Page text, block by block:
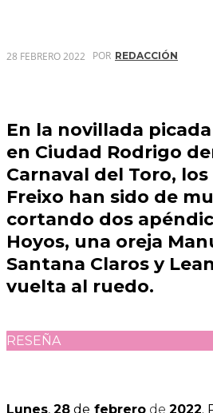
28 FEBRERO 2022 POR REDACCIÓN
En la novillada
en Ciudad Rodrigo
Carnaval del Toro,
Freixo han sido de
cortando dos
Hoyos, una oreja
Santana Claros y
vuelta al ruedo.
RESEÑA
Lunes, 28 de febrero de 2022.